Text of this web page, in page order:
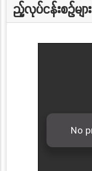
ည့်လုပ်ငန်းစဉ်များ